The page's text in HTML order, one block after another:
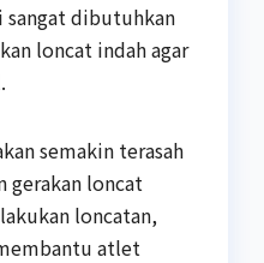
sangat dibutuhkan
loncat indah agar
semakin terasah
gerakan loncat
loncatan,
atlet